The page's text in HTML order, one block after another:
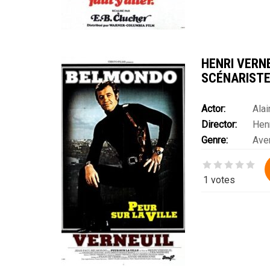
HENRI
Actor:
Robert Hossein,
Dewaere
Michel Bouquet,
Perrot,Anthony
Director:
Genre:
Western
1 votes